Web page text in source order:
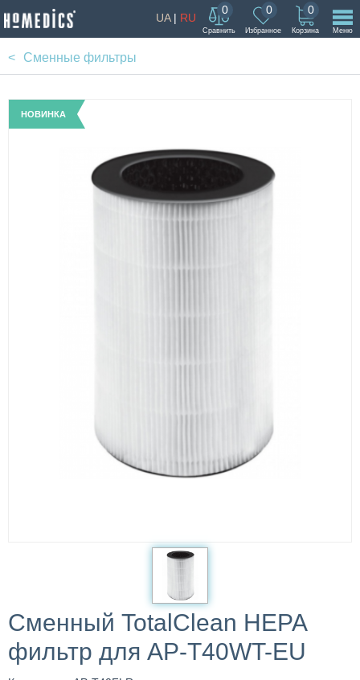
UA| RU
0
Сравнить
0
Избранное
0
Корзина Меню
Сменные фильтры
НОВИНКА
Сменный TotalClean HEPA
фильтр для AP-T40WT-EU